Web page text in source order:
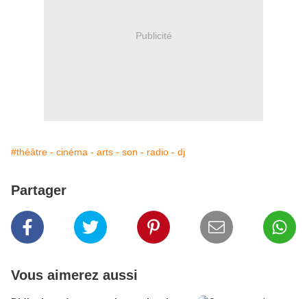
Publicité
#théâtre - cinéma - arts - son - radio - dj
Partager
Vous aimerez aussi